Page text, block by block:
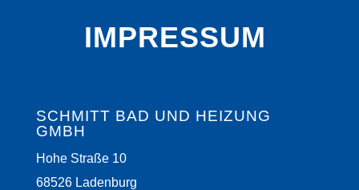
IMPRESSUM
SCHMITT BAD UND HEIZUNG
GMBH
Hohe Straße 10
68526 Ladenburg